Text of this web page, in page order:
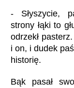
- Słyszycie,
strony łąki to
odrzekł
i on, i dudek
historię.
Bąk pasał